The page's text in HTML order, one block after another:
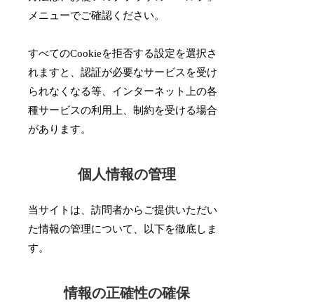
メニューでご確認ください。
すべてのCookieを拒否する設定を選択さ
れますと、認証が必要なサービスを受け
られなくなる等、インターネット上の各
種サービスの利用上、制約を受ける場合
があります。
個人情報の管理
当サイトは、訪問者からご提供いただい
た情報の管理について、以下を徹底しま
す。
情報の正確性の確保